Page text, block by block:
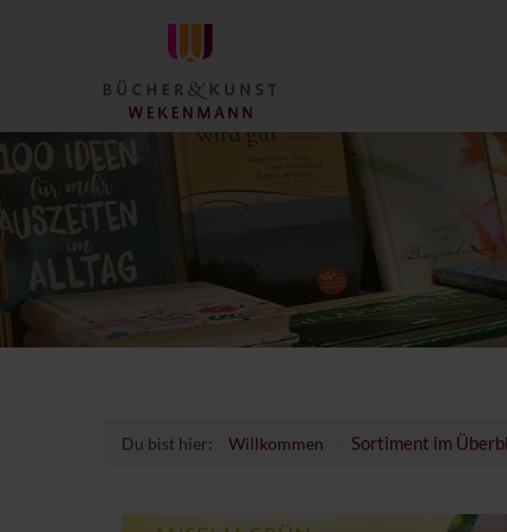
Du bist hier: Willkommen Sortiment im